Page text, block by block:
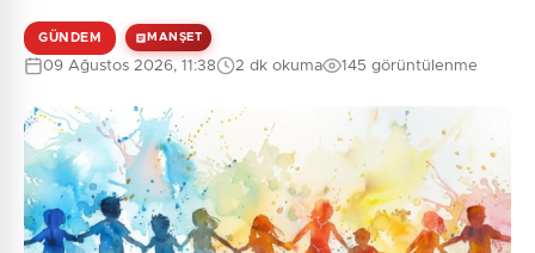
GÜNDEM MANŞET
09 Ağustos 2026, 11:38 2 dk okuma 145 görüntülenme